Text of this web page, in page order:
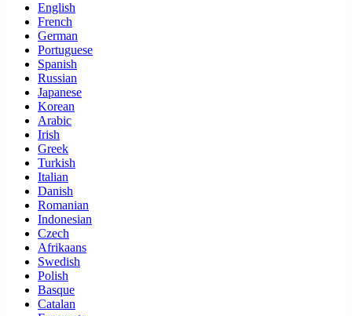
English
French
German
Portuguese
Spanish
Russian
Japanese
Korean
Arabic
Irish
Greek
Turkish
Italian
Danish
Romanian
Indonesian
Czech
Afrikaans
Swedish
Polish
Basque
Catalan